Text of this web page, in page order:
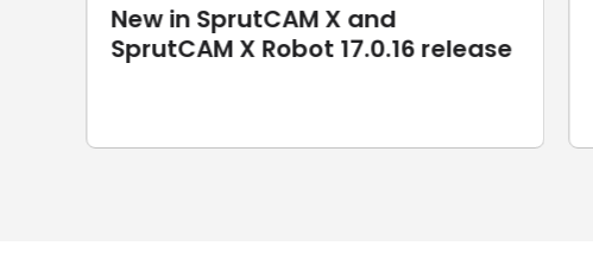
New in SprutCAM X and
SprutCAM X Robot 17.0.16 release